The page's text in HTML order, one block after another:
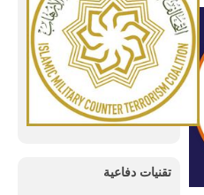
تقنيات دفاعية